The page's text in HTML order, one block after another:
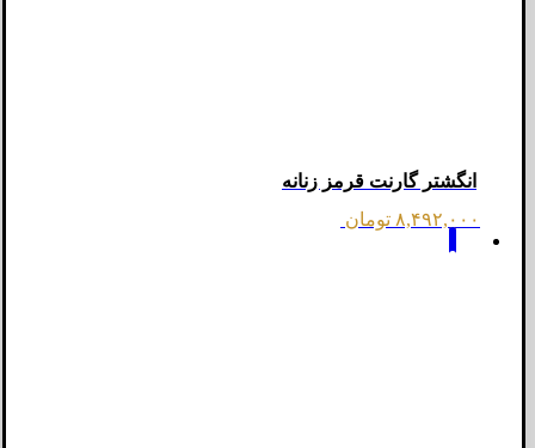
انگشتر گارنت قرمز زنانه
۸,۴۹۲,۰۰۰ تومان